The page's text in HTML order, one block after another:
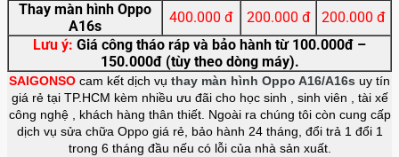
Thay màn hình Oppo
A16s
400.000 đ 200.000 đ
200.000 đ
Lưu ý: Giá công tháo ráp và bảo hành từ 100.000đ –
150.000đ (tùy theo dòng máy).
SAIGONSO cam kết dịch vụ thay màn hình Oppo A16/A16s uy tín
giá rẻ tại TP.HCM kèm nhiều ưu đãi cho học sinh , sinh viên , tài xế
công nghệ , khách hàng thân thiết. Ngoài ra chúng tôi còn cung cấp
dịch vụ sửa chữa Oppo giá rẻ, bảo hành 24 tháng, đổi trả 1 đổi 1
trong 6 tháng đầu nếu có lỗi của nhà sản xuất.